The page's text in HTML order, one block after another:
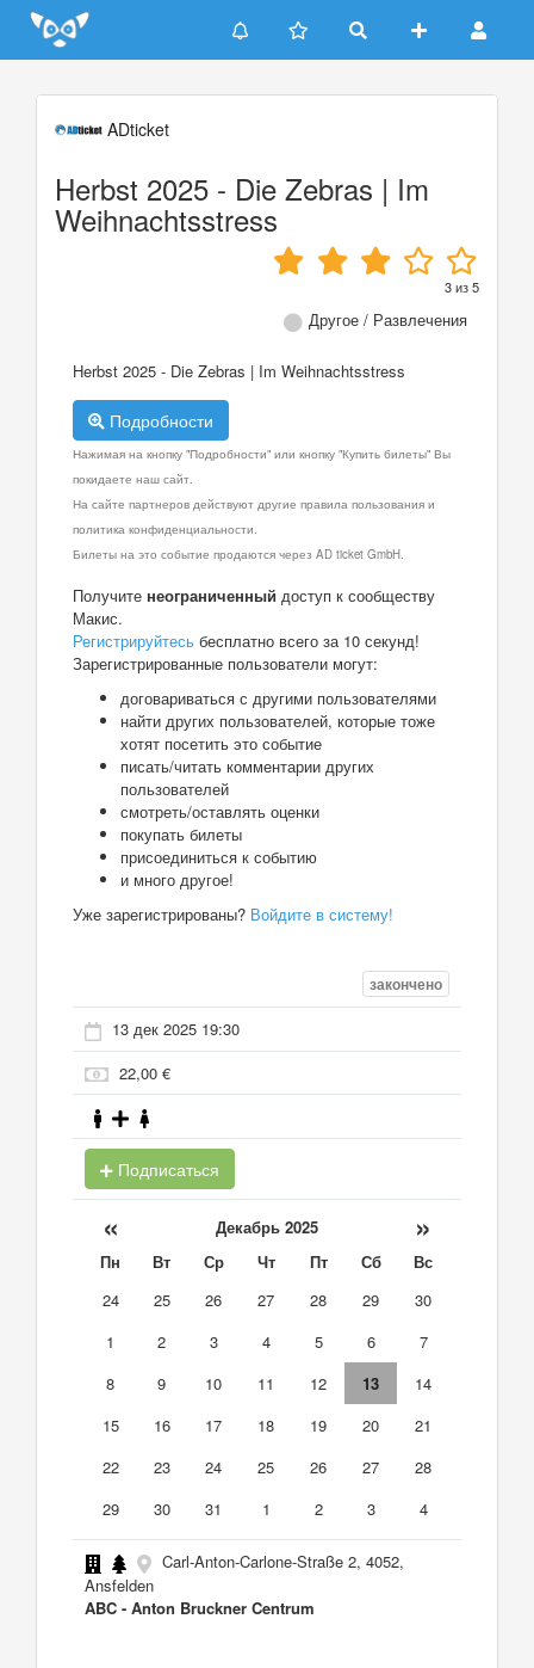
Update cookies preferences
ADticket
Herbst 2025 - Die Zebras | Im
Weihnachtsstress
3из5
Другое / Развлечения
Herbst 2025 - Die Zebras | Im Weihnachtsstress
Подробности
Нажимая на кнопку "Подробности" или кнопку "Купить билеты" Вы
покидаете наш сайт.
На сайте партнеров действуют другие правила пользования и
политика конфиденциальности.
Билеты на это событие продаются через AD ticket GmbH.
Получите неограниченный доступ к сообществу
Макис.
Регистрируйтесь бесплатно всего за 10 секунд!
Зарегистрированные пользователи могут:
договариваться с другими пользователями
найти других пользователей, которые тоже
хотят посетить это событие
писать/читать комментарии других
пользователей
смотреть/оставлять оценки
покупать билеты
присоединиться к событию
и много другое!
Уже зарегистрированы? Войдите в систему!
закончено
13 дек 2025 19:30
22,00 €
Подписаться
« Декабрь 2025 »
Пн Вт Ср Чт Пт Сб
Вс
24
25 26 27 28 29
30
1
2 3 4 5 6
7
8
9 10 11 12 13
14
15
16 17 18 19 20
21
22
23 24 25 26 27
28
29
30 31 1 2 3 4
Carl-Anton-Carlone-Straße 2, 4052,
Ansfelden
ABC - Anton Bruckner Centrum